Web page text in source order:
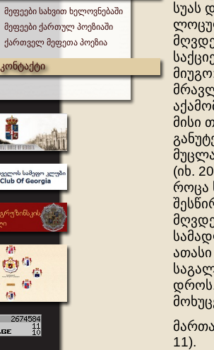
მეფეები სახვით ხელოვნებაში
მეფეები ქართულ პოეზიაში
ქართველ მეფეთა პოეზია
კონტაქტი
სუას
მისი
(იხ.
როცა
დროს.
11).